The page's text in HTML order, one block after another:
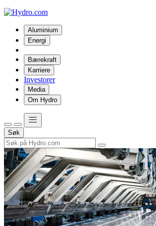
Aluminium
Energi
Bærekraft
Karriere
Investorer
Media
Om Hydro
Søk